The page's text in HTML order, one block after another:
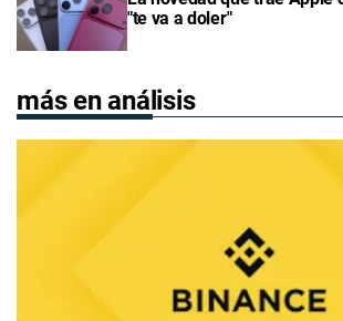
"te va a doler"
más en análisis